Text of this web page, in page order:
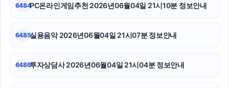
부산휴대폰성지
이혼변호사
6484PC온라인게임추천 2026년06월04일 21시10분 정보안내
6485실용음악 2026년06월04일 21시07분 정보안내
6486투자상담사 2026년06월04일 21시04분 정보안내